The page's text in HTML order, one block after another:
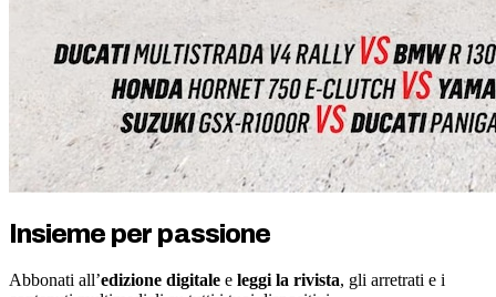
Insieme per passione
Abbonati all’edizione digitale e leggi la rivista, gli arretrati e i